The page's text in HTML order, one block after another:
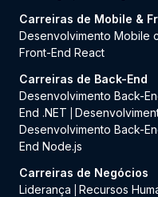
Carreiras de Mobile &
Desenvolvimento Mobile
Front-End React
Carreiras de Back-End
Desenvolvimento Back-
End .NET
Desenvolvimento Back-
End Node.js
Carreiras de Negócios
Liderança
Recursos